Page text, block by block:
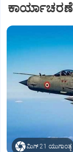
ಮಿಗ್‌ 21 ಯುಗಾಂತ್ಯ